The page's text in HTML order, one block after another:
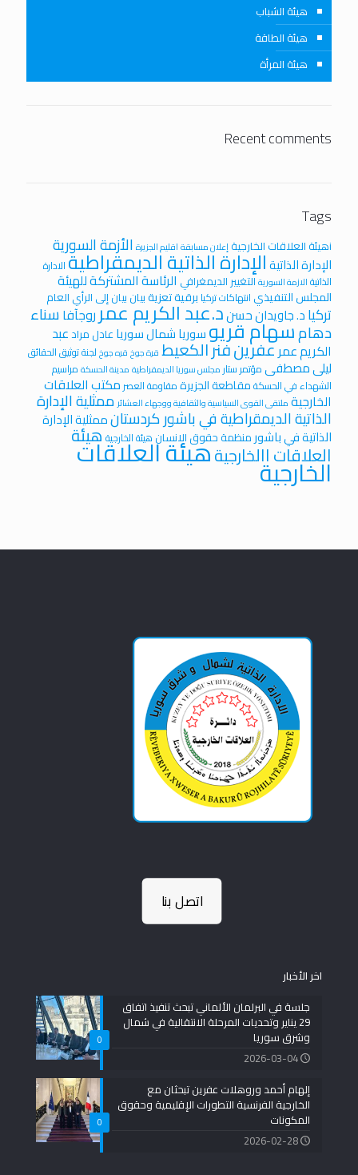
هيئة الشباب
هيئة الطاقة
هيئة المرأة
Recent comments
Tags
iهيئة العلاقات الخارجية إعلان مسابقة اقليم الجزيرة الأزمة السورية
الإدارة الذاتيةالإدارة الذاتية الديمقراطيةالادارة
الذاتية الازمة السوريةالتغيير الديمغرافي الرئاسة المشتركة للهيئة
المجلس التنفيذيانتهاكات تركيا برقية تعزيةبيان بيان إلى الرأي العام
تركياد. جاويدان حسند.عبد الكريم عمرروجآفاسناء
دهامسهام قريوسورياشمال سورياعادل مرادعبد
الكريم عمرعفرينفنر الكعيط قرة جوخ قره جوخ لجنة توثيق الحقائق
ليلى مصطفىمؤتمر ستار مجلس سوريا الديمقراطية مدينة الحسكة مراسيم
الشهداء في الحسكةمقاطعة الجزيرةمقاومة العصرمكتب العلاقات
الخارجية ملتقى القوى السياسية والثقافية ووجهاء العشائر ممثلية الإدارة
الذاتية الديمقراطية في باشور كردستانممثلية الإدارة
الذاتية في باشور منظمة حقوق الانسان هيئة الخارجية هيئة
العلاقات االخارجيةهيئة العلاقات الخارجية
اتصل بنا
اخر الأخبار
0
جلسة في البرلمان الألماني تبحث تنفيذ اتفاق
29 يناير وتحديات المرحلة الانتقالية في شمال
وشرق سوريا
2026-03-04
0
إلهام أحمد وروهلات عفرين تبحثان مع
الخارجية الفرنسية التطورات الإقليمية وحقوق
المكونات
2026-02-28